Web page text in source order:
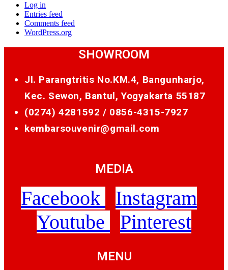
Log in
Entries feed
Comments feed
WordPress.org
SHOWROOM
Jl. Parangtritis No.KM.4, Bangunharjo,
Kec. Sewon, Bantul, Yogyakarta 55187
(0274) 4281592 / 0856-4315-7927
kembarsouvenir@gmail.com
MEDIA
Facebook
Instagram
Youtube
Pinterest
MENU